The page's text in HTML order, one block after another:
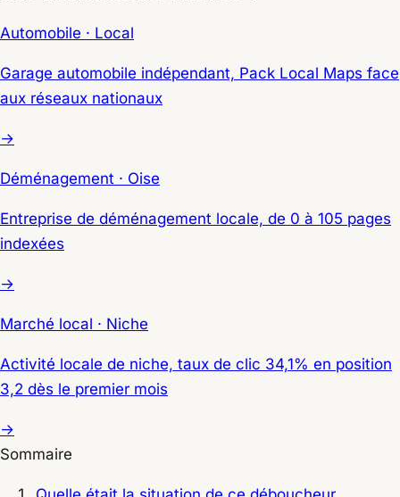
Automobile · Local
Garage automobile indépendant, Pack Local Maps face
aux réseaux nationaux
→
Déménagement · Oise
Entreprise de déménagement locale, de 0 à 105 pages
indexées
→
Marché local · Niche
Activité locale de niche, taux de clic 34,1% en position
3,2 dès le premier mois
→
Sommaire